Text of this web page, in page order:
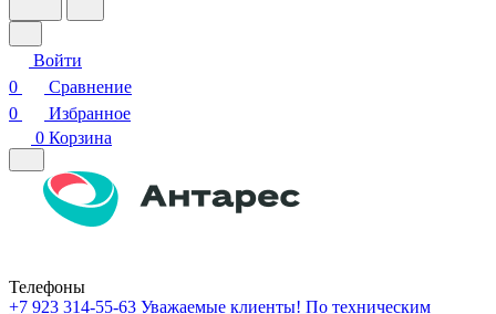
Войти
0
Сравнение
0
Избранное
0 Корзина
Телефоны
+7 923 314-55-63 Уважаемые клиенты! По техническим